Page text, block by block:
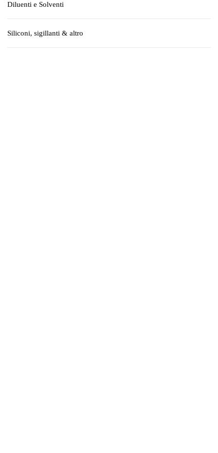
Diluenti e Solventi
Siliconi, sigillanti & altro